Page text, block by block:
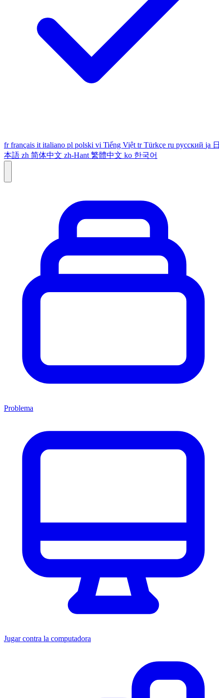
fr français it italiano pl polski vi Tiếng Việt tr Türkçe ru русский ja
本語 zh 简体中文 zh-Hant 繁體中文 ko 한국어
Problema
Jugar contra la computadora